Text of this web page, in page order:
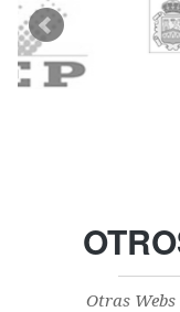
Otras